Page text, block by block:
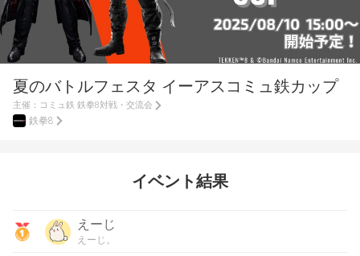
夏のバトルフェスタ イーアスコミュ鉄カップ
主催： コミュ鉄 鉄拳8対戦・交流会
鉄拳8
イベント結果
えーじ
えーじ。